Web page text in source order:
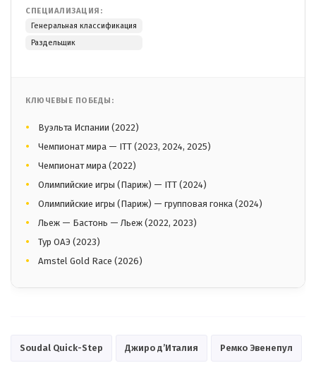
СПЕЦИАЛИЗАЦИЯ:
Генеральная классификация
Раздельщик
КЛЮЧЕВЫЕ ПОБЕДЫ:
Вуэльта Испании (2022)
Чемпионат мира — ITT (2023, 2024, 2025)
Чемпионат мира (2022)
Олимпийские игры (Париж) — ITT (2024)
Олимпийские игры (Париж) — групповая гонка (2024)
Льеж — Бастонь — Льеж (2022, 2023)
Тур ОАЭ (2023)
Amstel Gold Race (2026)
Soudal Quick-Step Джиро д’Италия Ремко Эвенепул